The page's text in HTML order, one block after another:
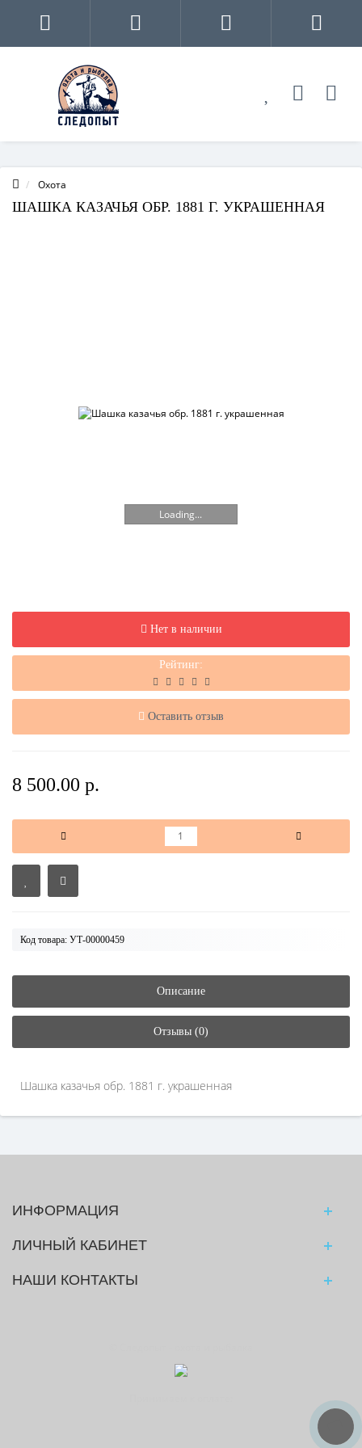
Охота
ШАШКА КАЗАЧЬЯ ОБР. 1881 Г. УКРАШЕННАЯ
Loading...
Нет в наличии
Рейтинг:
Оставить отзыв
8 500.00 р.
Код товара: УТ-00000459
Описание
Отзывы (0)
Шашка казачья обр. 1881 г. украшенная
ИНФОРМАЦИЯ
ЛИЧНЫЙ КАБИНЕТ
НАШИ КОНТАКТЫ